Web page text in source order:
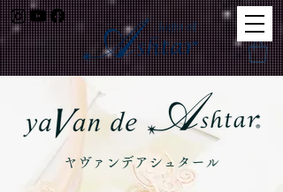
​ヤヴァンデアシュタール